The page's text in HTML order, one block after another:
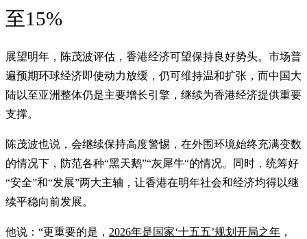
至15%
展望明年，陈茂波评估，香港经济可望保持良好势头。市场普
遍预期环球经济即使动力放缓，仍可维持温和扩张，而中国大
陆以至亚洲整体仍是主要增长引擎，继续为香港经济提供重要
支撑。
陈茂波也说，会继续保持高度警惕，在外围环境始终充满变数
的情况下，防范各种“黑天鹅”“灰犀牛“的情况。同时，统筹好
“安全”和“发展”两大主轴，让香港在明年社会和经济均得以继
续平稳向前发展。
他说：“更重要的是， 2026年是国家‘十五五’规划开局之年 ，